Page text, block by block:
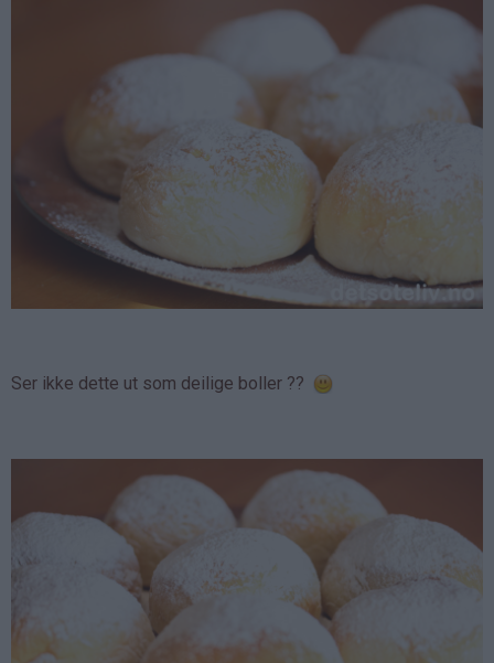
Ser ikke dette ut som deilige boller ??